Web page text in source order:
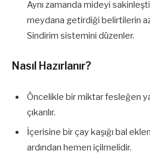
Aynı zamanda mideyi
meydana getirdiği belirtilerin
Sindirim sistemini düzenler.
Nasıl Hazırlanır?
Öncelikle bir miktar fesleğen
çıkarılır.
İçerisine bir çay kaşığı bal
ardından hemen içilmelidir.